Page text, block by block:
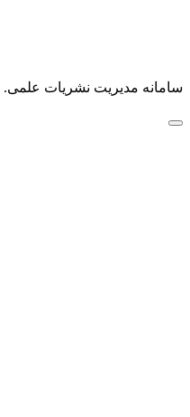
سامانه مدیریت نشریات علمی.